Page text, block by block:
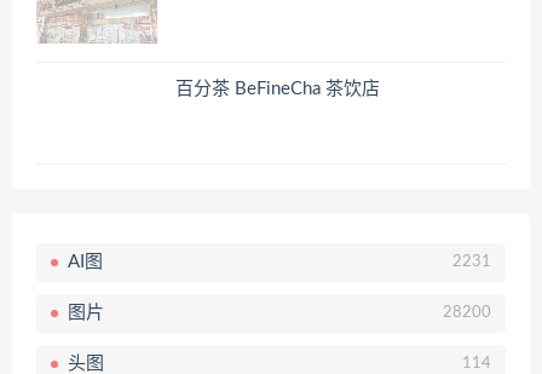
百分茶 BeFineCha 茶饮店
AI图 2231
图片 28200
头图 114